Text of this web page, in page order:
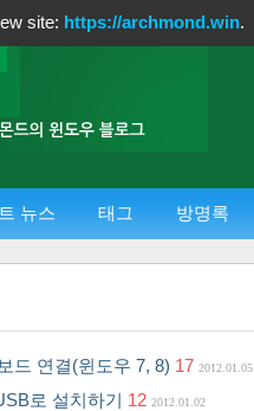
site: https://archmond.win.
뉴스 태그 방명록
드 연결(윈도우 7, 8) 17 2012.01.05
로 설치하기 12 2012.01.02